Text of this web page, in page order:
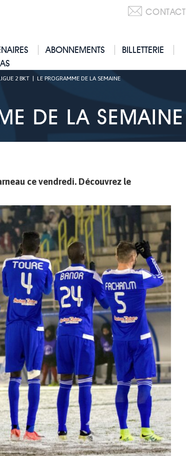
CONTACT
ABONNEMENTS
BILLETTERIE
2 BKT| LE PROGRAMME DE LA SEMAINE
DE LA SEMAINE
ce vendredi. Découvrez le